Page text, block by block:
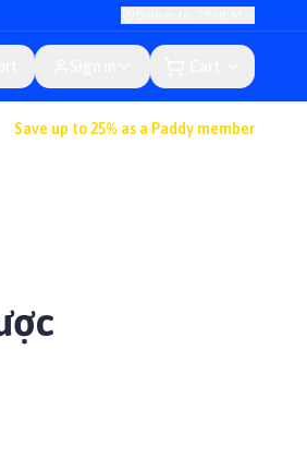
Save up to 25% as a Paddy member